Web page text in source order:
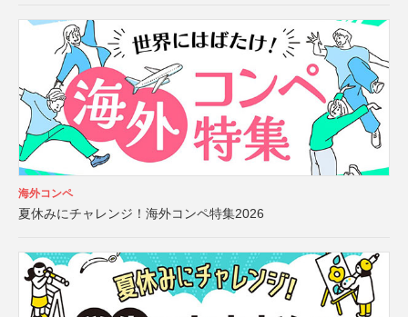
海外コンペ
夏休みにチャレンジ！海外コンペ特集2026